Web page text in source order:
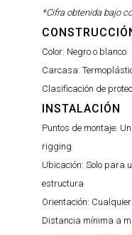
*Cifra obtenida bajo
Color: Negro o blanco
Carcasa:
Clasificación de
INSTALACIÓN
Puntos de montaje:
rigging
Ubicación: Solo para
estructura
Orientación:
Distancia mínima a